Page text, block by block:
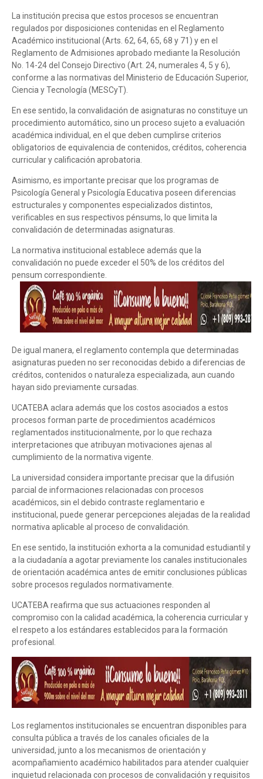
La institución precisa que estos procesos se encuentran
regulados por disposiciones contenidas en el Reglamento
Académico institucional (Arts. 62, 64, 65, 68 y 71) y en el
Reglamento de Admisiones aprobado mediante la Resolución
No. 14-24 del Consejo Directivo (Art. 24, numerales 4, 5 y 6),
conforme a las normativas del Ministerio de Educación Superior,
Ciencia y Tecnología (MESCyT).
En ese sentido, la convalidación de asignaturas no constituye un
procedimiento automático, sino un proceso sujeto a evaluación
académica individual, en el que deben cumplirse criterios
obligatorios de equivalencia de contenidos, créditos, coherencia
curricular y calificación aprobatoria.
Asimismo, es importante precisar que los programas de
Psicología General y Psicología Educativa poseen diferencias
estructurales y componentes especializados distintos,
verificables en sus respectivos pénsums, lo que limita la
convalidación de determinadas asignaturas.
La normativa institucional establece además que la
convalidación no puede exceder el 50% de los créditos del
pensum correspondiente.
De igual manera, el reglamento contempla que determinadas
asignaturas pueden no ser reconocidas debido a diferencias de
créditos, contenidos o naturaleza especializada, aun cuando
hayan sido previamente cursadas.
UCATEBA aclara además que los costos asociados a estos
procesos forman parte de procedimientos académicos
reglamentados institucionalmente, por lo que rechaza
interpretaciones que atribuyan motivaciones ajenas al
cumplimiento de la normativa vigente.
La universidad considera importante precisar que la difusión
parcial de informaciones relacionadas con procesos
académicos, sin el debido contraste reglamentario e
institucional, puede generar percepciones alejadas de la realidad
normativa aplicable al proceso de convalidación.
En ese sentido, la institución exhorta a la comunidad estudiantil y
a la ciudadanía a agotar previamente los canales institucionales
de orientación académica antes de emitir conclusiones públicas
sobre procesos regulados normativamente.
UCATEBA reafirma que sus actuaciones responden al
compromiso con la calidad académica, la coherencia curricular y
el respeto a los estándares establecidos para la formación
profesional.
Los reglamentos institucionales se encuentran disponibles para
consulta pública a través de los canales oficiales de la
universidad, junto a los mecanismos de orientación y
acompañamiento académico habilitados para atender cualquier
inquietud relacionada con procesos de convalidación y requisitos